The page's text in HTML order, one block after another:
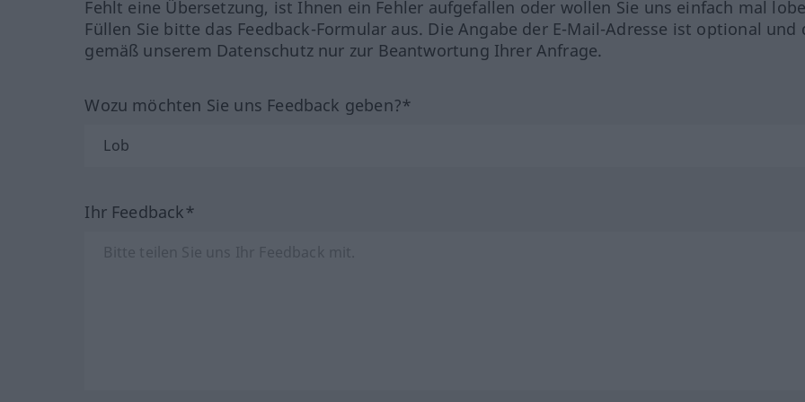
Fehlt eine Übersetzung, ist Ihnen ein Fehler aufgefallen oder wollen Sie uns einfach mal
Füllen Sie bitte das Feedback-Formular aus. Die Angabe der E-Mail-Adresse ist optional und
gemäß unserem Datenschutz nur zur Beantwortung Ihrer Anfrage.
Wozu möchten Sie uns Feedback geben?*
Ihr Feedback*